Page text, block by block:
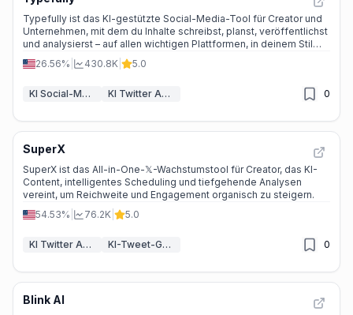
Typefully ist das KI-gestützte Social-Media-Tool für Creator und
Unternehmen, mit dem du Inhalte schreibst, planst, veröffentlichst
und analysierst – auf allen wichtigen Plattformen, in deinem Stil
und ohne Overhead.
26.56% 430.8K 5.0
KI Social-Media-Beitrag-Generator KI Twitter Assistent 0
SuperX
SuperX ist das All-in-One-𝕏-Wachstumstool für Creator, das KI-
Content, intelligentes Scheduling und tiefgehende Analysen
vereint, um Reichweite und Engagement organisch zu steigern.
54.53%
76.2K 5.0
KI Twitter Assistent KI-Tweet-Generator 0
Blink AI